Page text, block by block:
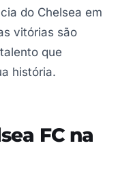
do Chelsea em
vitórias são
que
história.
FC na